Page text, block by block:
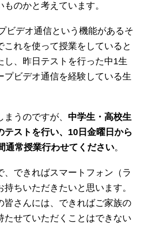
のかと考えています。
ビデオ通信という機能があるそ
これを使って授業をしていると
し、昨日テストを行った中1生
プビデオ通信を経験している生
うのですが、 中学生・高校生
テストを行い、10日金曜日から
通常授業行わせてください。
、できればスマートフォン（ラ
ちいただきたいと思います。
皆さんには、できればご家族の
たせていただくことはできない